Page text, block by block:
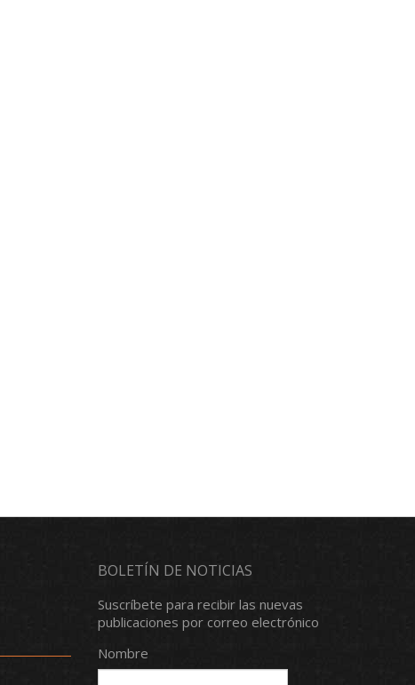
BOLETÍN DE NOTICIAS
Suscríbete para recibir las nuevas
publicaciones por correo electrónico
Nombre